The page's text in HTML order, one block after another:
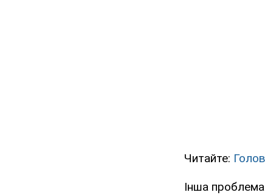
Читайте:
Інша